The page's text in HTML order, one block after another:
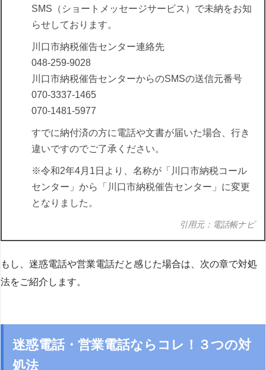
SMS（ショートメッセージサービス）で未納をお知
らせしております。
川口市納税催告センター連絡先
048-259-9028
川口市納税催告センターからのSMSの送信元番号
070-3337-1465
070-1481-5977
すでに納付済の方に電話や文書が届いた場合、行き
違いですのでご了承ください。
※令和2年4月1日より、名称が「川口市納税コール
センター」から「川口市納税催告センター」に変更
となりました。
引用元：電話帳ナビ
もし、迷惑電話や営業電話だと感じた場合は、次の章で対処
法をご紹介します。
迷惑電話・営業電話ならコレ！３つの対
処法